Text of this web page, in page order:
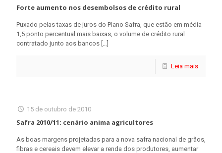
Forte aumento nos desembolsos de crédito rural
Puxado pelas taxas de juros do Plano Safra, que estão em média
1,5 ponto percentual mais baixas, o volume de crédito rural
contratado junto aos bancos […]
Leia mais
15 de outubro de 2010
Safra 2010/11: cenário anima agricultores
As boas margens projetadas para a nova safra nacional de grãos,
fibras e cereais devem elevar a renda dos produtores, aumentar